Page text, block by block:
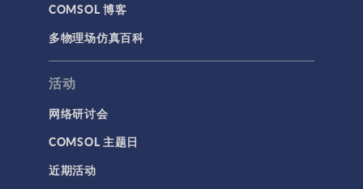
COMSOL 博客
多物理场仿真百科
活动
网络研讨会
COMSOL 主题日
近期活动